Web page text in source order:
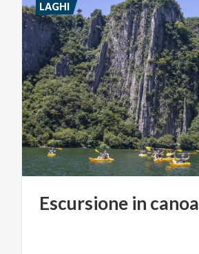
Escursione in canoa
LAGHI